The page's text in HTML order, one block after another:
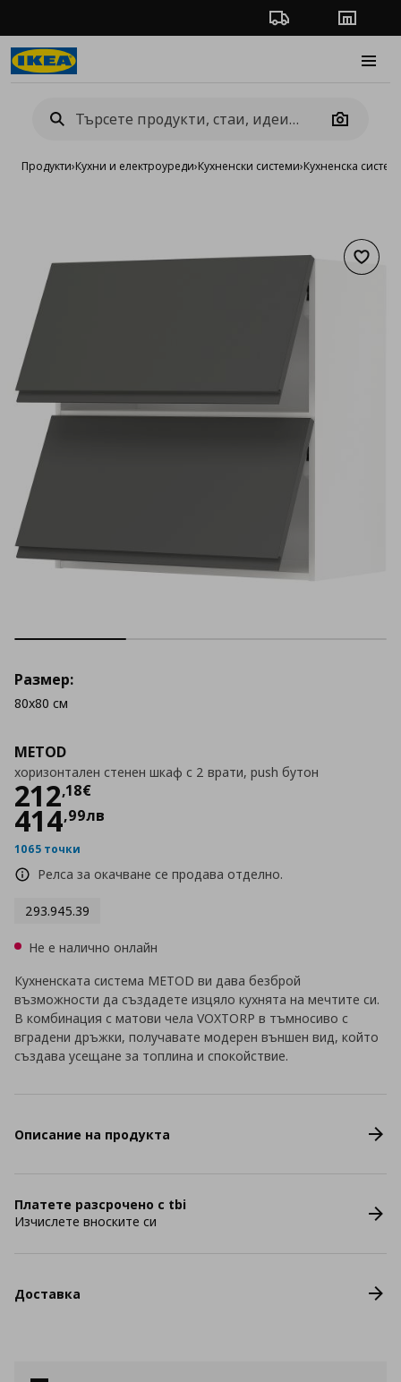
Проследяване на
Camera
Продукти›Кухни и електроуреди›Кухненски системи›Кухненска
METOD
хоризонтален стенен шкаф с 2 врати, push бутон
212,18€
Цена
414,99лв
1065 точки
Релса за окачване се продава отделно.
293.945.39
Размер:
80x80 см
Не е налично онлайн
Кухненската система METOD ви дава безброй
възможности да създадете изцяло кухнята на мечтите си.
В комбинация с матови чела VOXTORP в тъмносиво с
вградени дръжки, получавате модерен външен вид, който
създава усещане за топлина и спокойствие.
Описание на продукта
Платете разсрочено с tbi
Изчислете вноските си
Доставка